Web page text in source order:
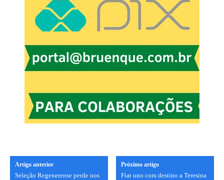
Artigo anterior
Seleção Regenerense perde nos
Próximo artigo
Fiat uno com destino a Teresina